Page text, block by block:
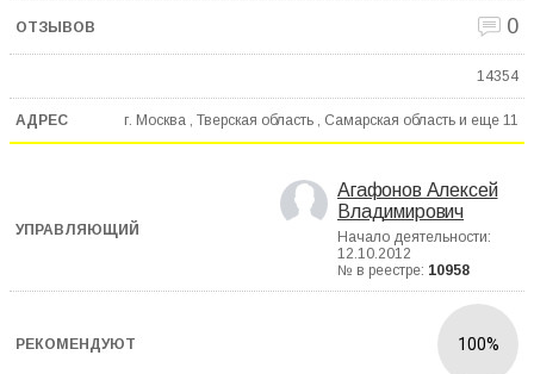
0
14354
г. Москва , Тверская область , Самарская область и еще 11
Агафонов Алексей
Владимирович
Начало деятельности:
12.10.2012
№ в реестре: 10958
100%